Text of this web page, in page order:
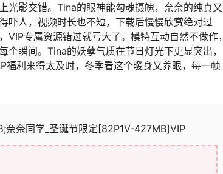
光影交错。Tina的眼神能勾魂摄魄，奈奈的纯真又
吓人，视频时长也不短，下载后慢慢欣赏绝对过
专属资源错过就亏大了。模特互动自然不做作，
瞬间。Tina的妖孽气质在节日灯光下更显突出，
利来得太及时，冬季看这个暖身又养眼，每一帧
奈同学_圣诞节限定[82P1V-427MB]VIP